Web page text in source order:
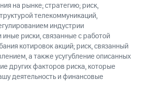
на рынке; стратегию; риск,
телекоммуникаций,
индустрии
риски, связанные с работой
котировок акций; риск, связанный
а также усугубление описанных
других факторов риска, которые
деятельность и финансовые